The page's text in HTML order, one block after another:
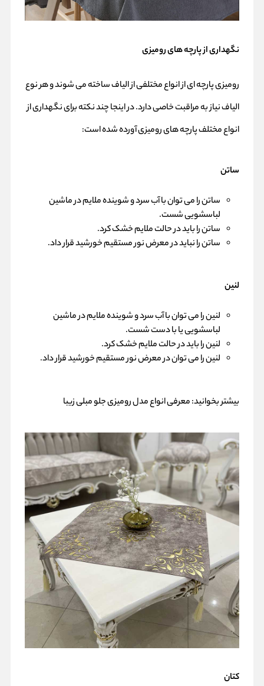
نگهداری از پارچه های رومیزی
رومیزی پارچه ای از انواع مختلفی از الیاف ساخته می شوند و هر نوع
الیاف نیاز به مراقبت خاصی دارد. در اینجا چند نکته برای نگهداری از
انواع مختلف پارچه های رومیزی آورده شده است:
ساتن
ساتن را می توان با آب سرد و شوینده ملایم در ماشین
لباسشویی شست.
ساتن را باید در حالت ملایم خشک کرد.
ساتن را نباید در معرض نور مستقیم خورشید قرار داد.
لنین
لنین را می توان با آب سرد و شوینده ملایم در ماشین
لباسشویی یا با دست شست.
لنین را باید در حالت ملایم خشک کرد.
لنین را می توان در معرض نور مستقیم خورشید قرار داد.
بیشتر بخوانید:معرفی انواع مدل رومیزی جلو مبلی زیبا
کتان